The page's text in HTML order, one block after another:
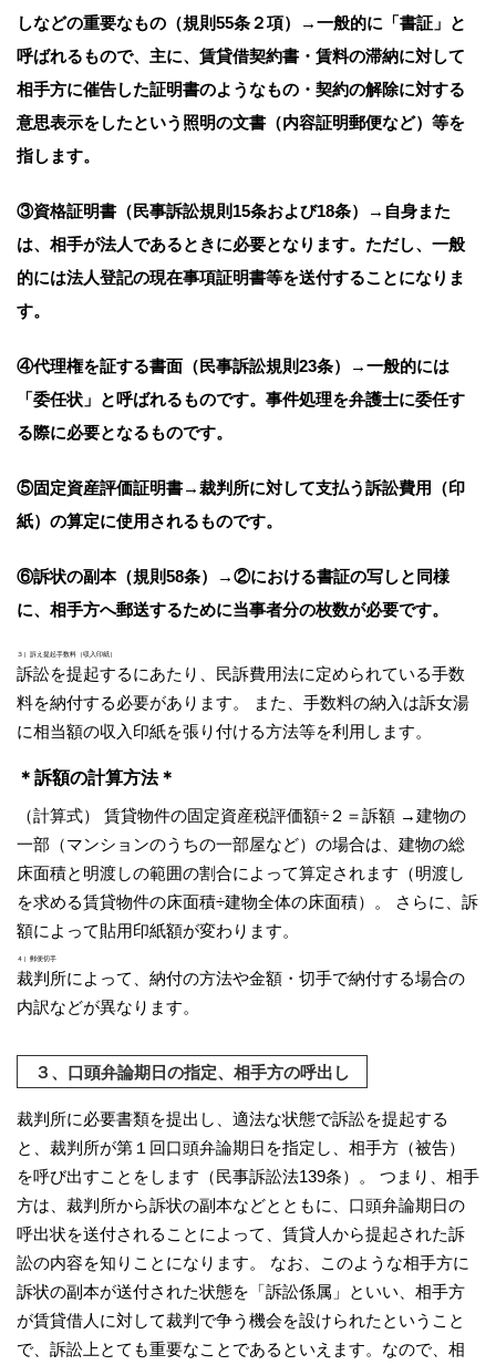
しなどの重要なもの（規則55条２項）
→一般的に「書証」と
呼ばれるもので、主に、賃貸借契約書・賃料の滞納に対して
相手方に催告した証明書のようなもの・契約の解除に対する
意思表示をしたという照明の文書（内容証明郵便など）等を
指します。
③資格証明書（民事訴訟規則15条および18条）
→自身また
は、相手が法人であるときに必要となります。ただし、一般
的には法人登記の現在事項証明書等を送付することになりま
す。
④代理権を証する書面（民事訴訟規則23条）
→一般的には
「委任状」と呼ばれるものです。事件処理を弁護士に委任す
る際に必要となるものです。
⑤固定資産評価証明書→裁判所に対して支払う訴訟費用（印
紙）の算定に使用されるものです。
⑥訴状の副本（規則58条）
→②における書証の写しと同様
に、相手方へ郵送するために当事者分の枚数が必要です。
３）訴え提起手数料（収入印紙）
訴訟を提起するにあたり、民訴費用法に定められている手数
料を納付する必要があります。 また、手数料の納入は訴女湯
に相当額の収入印紙を張り付ける方法等を利用します。
＊訴額の計算方法＊
（計算式） 賃貸物件の固定資産税評価額÷２＝訴額 →建物の
一部（マンションのうちの一部屋など）の場合は、建物の総
床面積と明渡しの範囲の割合によって算定されます（明渡し
を求める賃貸物件の床面積÷建物全体の床面積）。 さらに、訴
額によって貼用印紙額が変わります。
４）郵便切手
裁判所によって、納付の方法や金額・切手で納付する場合の
内訳などが異なります。
３、口頭弁論期日の指定、相手方の呼出し
裁判所に必要書類を提出し、適法な状態で訴訟を提起する
と、裁判所が第１回口頭弁論期日を指定し、相手方（被告）
を呼び出すことをします（民事訴訟法139条）。 つまり、相手
方は、裁判所から訴状の副本などとともに、口頭弁論期日の
呼出状を送付されることによって、賃貸人から提起された訴
訟の内容を知りことになります。 なお、このような相手方に
訴状の副本が送付された状態を「訴訟係属」といい、相手方
が賃貸借人に対して裁判で争う機会を設けられたということ
で、訴訟上とても重要なことであるといえます。なので、相